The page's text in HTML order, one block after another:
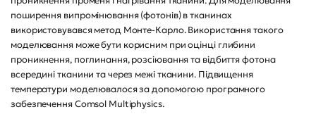
поширення випромінювання (фотонів) в тканинах
використовувався метод Монте-Карло. Використання такого
моделювання може бути корисним при оцінці глибини
проникнення, поглинання, розсіювання та відбиття фотона
всередині тканини та через межі тканини. Підвищення
температури моделювалося за допомогою програмного
забезпечення Comsol Multiphysics.